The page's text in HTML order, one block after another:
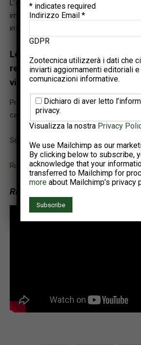
L’espressione delle proteine della
implicate nella biomineralizzazione del
influenzata dalla presenza di Hy•D
Le relazioni complete e tutto
relativo al webinar possono
visionati qui:
Principali indicatori di benessere per la
campo
Selezione genetica della futura gallina
Ruolo della vitamina D sulla qualità
Rivedi il webinar
* indicates required
Indirizzo Email *
GDPR
Zootecnica utilizzerà i dati che
inviarti aggiornamenti editoriali e
comunicazioni informative.
Dichiaro di aver letto
privacy.
Visualizza la nostra Privacy
We use Mailchimp as our
By clicking below to subscribe,
acknowledge that your
transferred to Mailchimp for
more about Mailchimp’s privacy